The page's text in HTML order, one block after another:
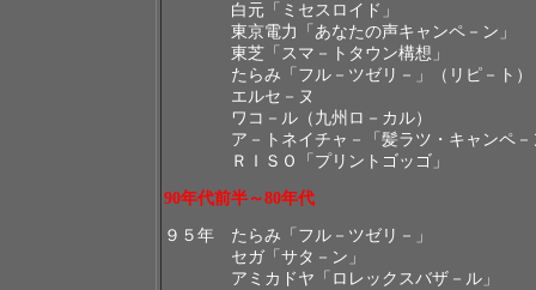
白元「ミセスロイド」
東京電力「あなたの声キャンペ－ン」
東芝「スマ－トタウン構想」
たらみ「フル－ツゼリ－」（リピ－ト）
エルセ－ヌ
ワコ－ル（九州ロ－カル）
ア－トネイチャ－「髪ラツ・キャンペ－
ＲＩＳＯ「プリントゴッゴ」
90年代前半～80年代
９５年 たらみ「フル－ツゼリ－」
セガ「サタ－ン」
アミカドヤ「ロレックスバザ－ル」